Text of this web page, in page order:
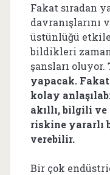
Fakat sıradan
davranışlarını
üstünlüğü
bildikleri
şansları oluyor.
yapacak.
kolay
akıllı, bilgili
riskine yararlı
verebilir.
Bir çok